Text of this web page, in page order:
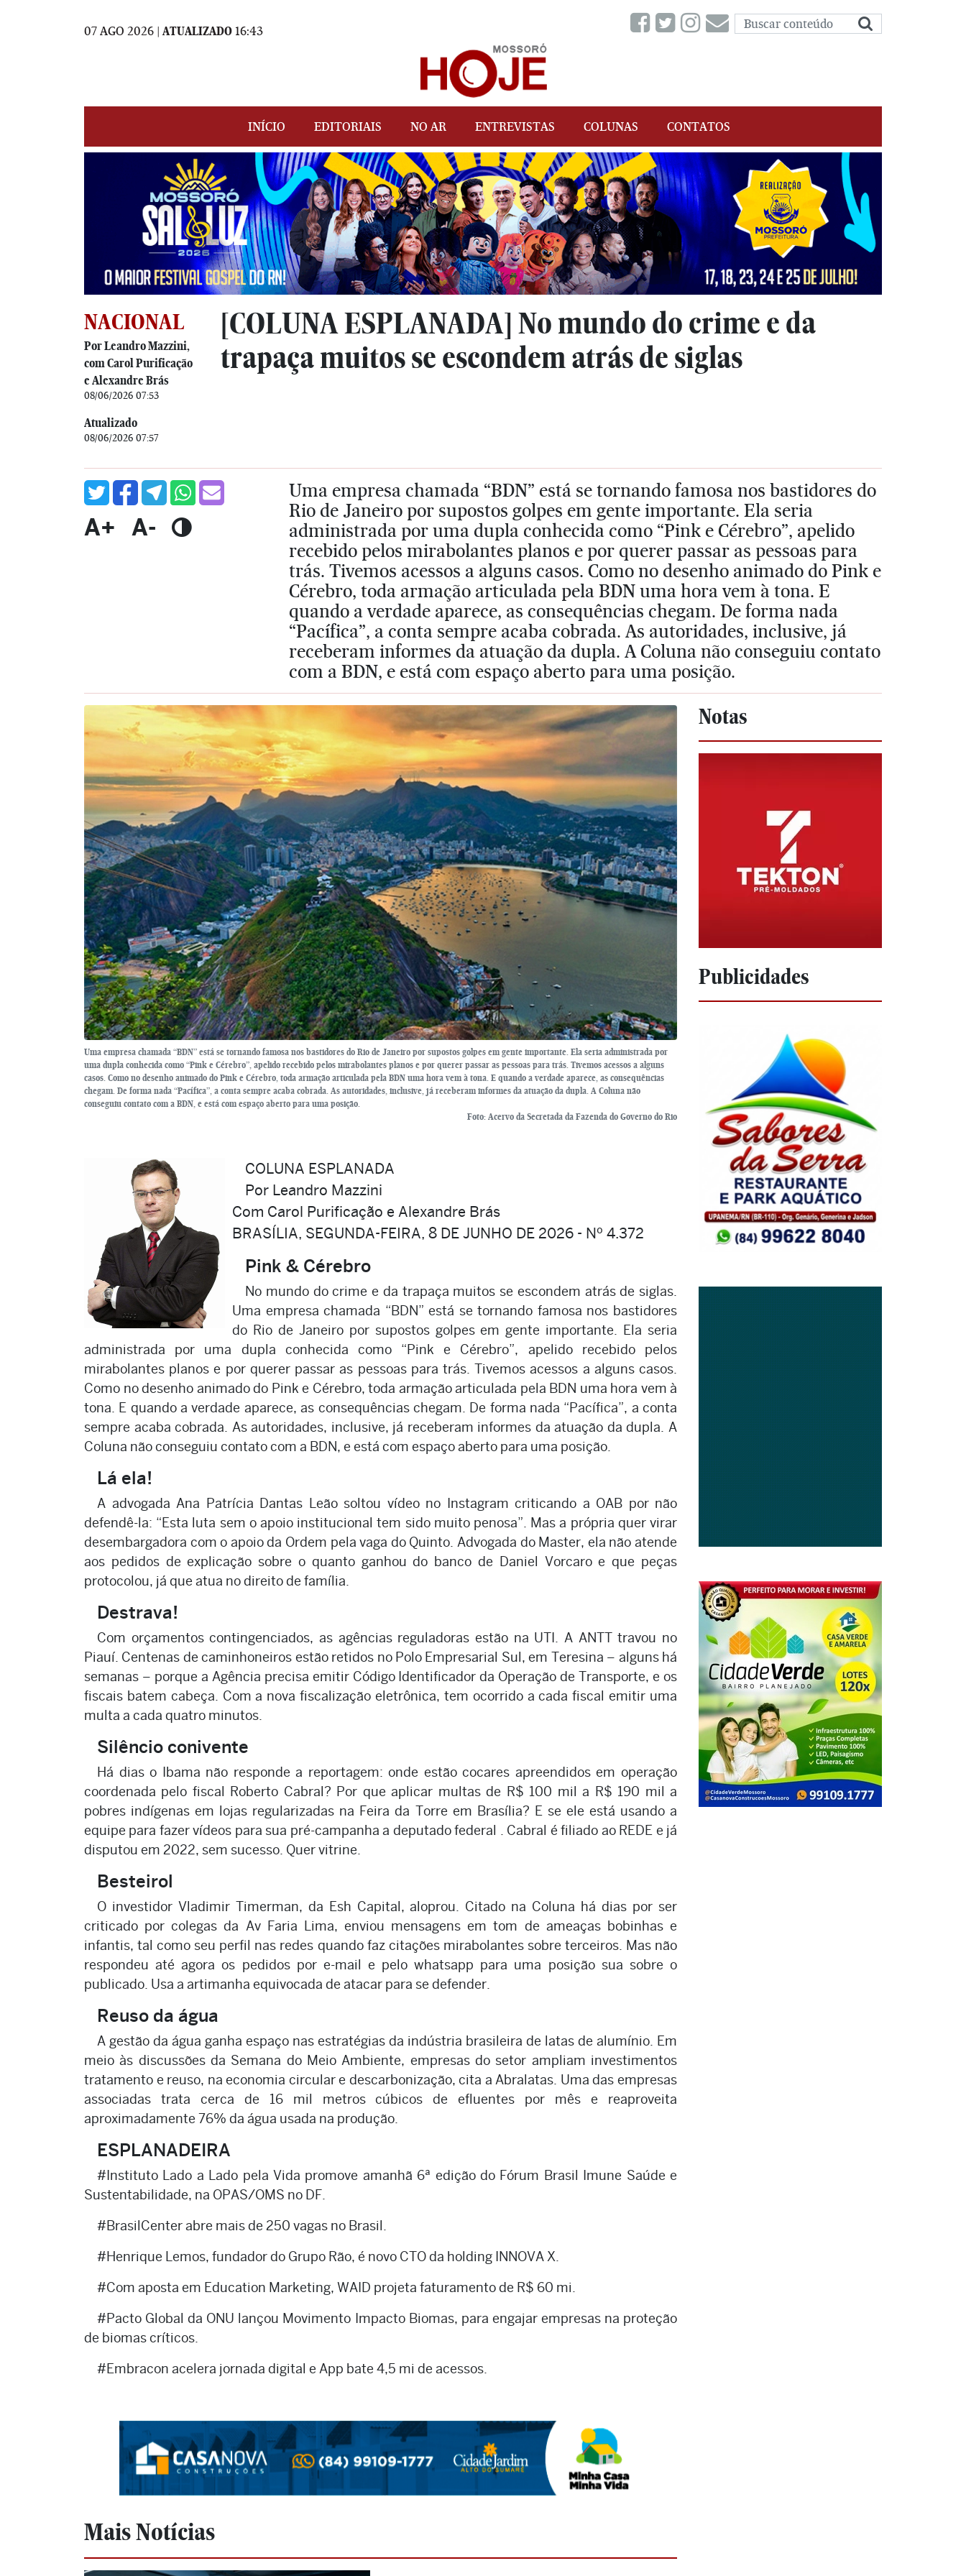
07 AGO 2026 | ATUALIZADO 16:43
INÍCIO EDITORIAIS NO AR ENTREVISTAS COLUNAS CONTATOS
NACIONAL
Por Leandro Mazzini,
com Carol Purificação
e Alexandre Brás
08/06/2026 07:53
Atualizado
08/06/2026 07:57
[COLUNA ESPLANADA] No mundo do crime e da
trapaça muitos se escondem atrás de siglas
A+ A-
Uma empresa chamada “BDN” está se tornando famosa nos bastidores do
Rio de Janeiro por supostos golpes em gente importante. Ela seria
administrada por uma dupla conhecida como “Pink e Cérebro”, apelido
recebido pelos mirabolantes planos e por querer passar as pessoas para
trás. Tivemos acessos a alguns casos. Como no desenho animado do Pink e
Cérebro, toda armação articulada pela BDN uma hora vem à tona. E
quando a verdade aparece, as consequências chegam. De forma nada
“Pacífica”, a conta sempre acaba cobrada. As autoridades, inclusive, já
receberam informes da atuação da dupla. A Coluna não conseguiu contato
com a BDN, e está com espaço aberto para uma posição.
Uma empresa chamada “BDN” está se tornando famosa nos bastidores do Rio de Janeiro por supostos golpes em gente importante. Ela seria administrada por
uma dupla conhecida como “Pink e Cérebro”, apelido recebido pelos mirabolantes planos e por querer passar as pessoas para trás. Tivemos acessos a alguns
casos. Como no desenho animado do Pink e Cérebro, toda armação articulada pela BDN uma hora vem à tona. E quando a verdade aparece, as consequências
chegam. De forma nada “Pacífica”, a conta sempre acaba cobrada. As autoridades, inclusive, já receberam informes da atuação da dupla. A Coluna não
conseguiu contato com a BDN, e está com espaço aberto para uma posição.
Foto: Acervo da Secretada da Fazenda do Governo do Rio
COLUNA ESPLANADA
Por Leandro Mazzini
Com Carol Purificação e Alexandre Brás
BRASÍLIA, SEGUNDA-FEIRA, 8 DE JUNHO DE 2026 - Nº 4.372
Pink & Cérebro
No mundo do crime e da trapaça muitos se escondem atrás de siglas.
Uma empresa chamada “BDN” está se tornando famosa nos bastidores
do Rio de Janeiro por supostos golpes em gente importante. Ela seria
administrada por uma dupla conhecida como “Pink e Cérebro”, apelido recebido pelos
mirabolantes planos e por querer passar as pessoas para trás. Tivemos acessos a alguns casos.
Como no desenho animado do Pink e Cérebro, toda armação articulada pela BDN uma hora vem à
tona. E quando a verdade aparece, as consequências chegam. De forma nada “Pacífica”, a conta
sempre acaba cobrada. As autoridades, inclusive, já receberam informes da atuação da dupla. A
Coluna não conseguiu contato com a BDN, e está com espaço aberto para uma posição.
Lá ela!
A advogada Ana Patrícia Dantas Leão soltou vídeo no Instagram criticando a OAB por não
defendê-la: “Esta luta sem o apoio institucional tem sido muito penosa”. Mas a própria quer virar
desembargadora com o apoio da Ordem pela vaga do Quinto. Advogada do Master, ela não atende
aos pedidos de explicação sobre o quanto ganhou do banco de Daniel Vorcaro e que peças
protocolou, já que atua no direito de família.
Destrava!
Com orçamentos contingenciados, as agências reguladoras estão na UTI. A ANTT travou no
Piauí. Centenas de caminhoneiros estão retidos no Polo Empresarial Sul, em Teresina – alguns há
semanas – porque a Agência precisa emitir Código Identificador da Operação de Transporte, e os
fiscais batem cabeça. Com a nova fiscalização eletrônica, tem ocorrido a cada fiscal emitir uma
multa a cada quatro minutos.
Silêncio conivente
Há dias o Ibama não responde a reportagem: onde estão cocares apreendidos em operação
coordenada pelo fiscal Roberto Cabral? Por que aplicar multas de R$ 100 mil a R$ 190 mil a
pobres indígenas em lojas regularizadas na Feira da Torre em Brasília? E se ele está usando a
equipe para fazer vídeos para sua pré-campanha a deputado federal . Cabral é filiado ao REDE e já
disputou em 2022, sem sucesso. Quer vitrine.
Besteirol
O investidor Vladimir Timerman, da Esh Capital, aloprou. Citado na Coluna há dias por ser
criticado por colegas da Av Faria Lima, enviou mensagens em tom de ameaças bobinhas e
infantis, tal como seu perfil nas redes quando faz citações mirabolantes sobre terceiros. Mas não
respondeu até agora os pedidos por e-mail e pelo whatsapp para uma posição sua sobre o
publicado. Usa a artimanha equivocada de atacar para se defender.
Reuso da água
A gestão da água ganha espaço nas estratégias da indústria brasileira de latas de alumínio. Em
meio às discussões da Semana do Meio Ambiente, empresas do setor ampliam investimentos
tratamento e reuso, na economia circular e descarbonização, cita a Abralatas. Uma das empresas
associadas trata cerca de 16 mil metros cúbicos de efluentes por mês e reaproveita
aproximadamente 76% da água usada na produção.
ESPLANADEIRA
#Instituto Lado a Lado pela Vida promove amanhã 6ª edição do Fórum Brasil Imune Saúde e
Sustentabilidade, na OPAS/OMS no DF.
#BrasilCenter abre mais de 250 vagas no Brasil.
#Henrique Lemos, fundador do Grupo Rão, é novo CTO da holding INNOVA X.
#Com aposta em Education Marketing, WAID projeta faturamento de R$ 60 mi.
#Pacto Global da ONU lançou Movimento Impacto Biomas, para engajar empresas na proteção
de biomas críticos.
#Embracon acelera jornada digital e App bate 4,5 mi de acessos.
Mais Notícias
Notas
Publicidades